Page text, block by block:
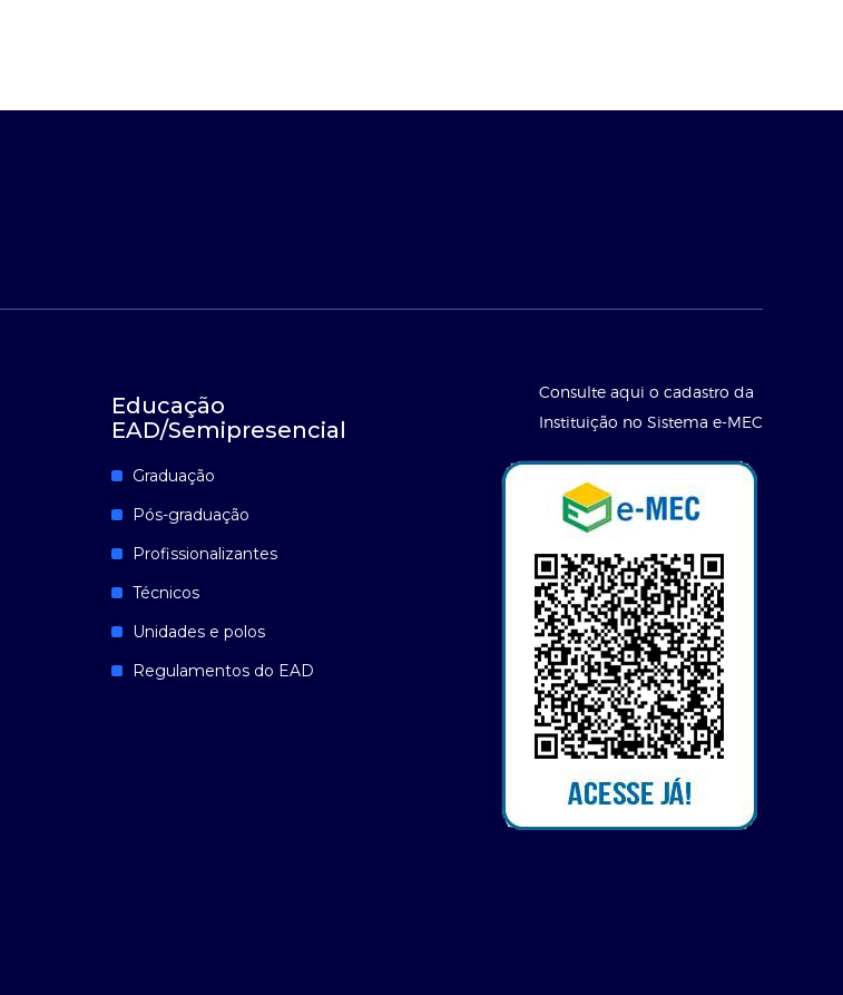
Educação
EAD/Semipresencial
Graduação
Pós-graduação
Profissionalizantes
Técnicos
Unidades e polos
Regulamentos do EAD
Consulte aqui o cadastro da
Instituição no Sistema e-MEC